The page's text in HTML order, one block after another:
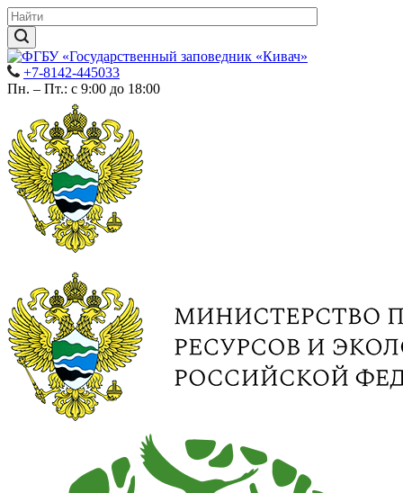
+7-8142-445033
Пн. – Пт.: с 9:00 до 18:00